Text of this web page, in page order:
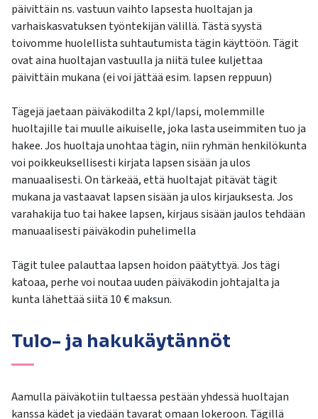
päivittäin ns. vastuun vaihto lapsesta huoltajan ja
varhaiskasvatuksen työntekijän välillä. Tästä syystä
toivomme huolellista suhtautumista tägin käyttöön. Tägit
ovat aina huoltajan vastuulla ja niitä tulee kuljettaa
päivittäin mukana (ei voi jättää esim. lapsen reppuun)
Tägejä jaetaan päiväkodilta 2 kpl/lapsi, molemmille
huoltajille tai muulle aikuiselle, joka lasta useimmiten tuo ja
hakee. Jos huoltaja unohtaa tägin, niin ryhmän henkilökunta
voi poikkeuksellisesti kirjata lapsen sisään ja ulos
manuaalisesti. On tärkeää, että huoltajat pitävät tägit
mukana ja vastaavat lapsen sisään ja ulos kirjauksesta. Jos
varahakija tuo tai hakee lapsen, kirjaus sisään jaulos tehdään
manuaalisesti päiväkodin puhelimella
Tägit tulee palauttaa lapsen hoidon päätyttyä. Jos tägi
katoaa, perhe voi noutaa uuden päiväkodin johtajalta ja
kunta lähettää siitä 10 € maksun.
Tulo- ja hakukäytännöt
Aamulla päiväkotiin tultaessa pestään yhdessä huoltajan
kanssa kädet ja viedään tavarat omaan lokeroon. Tägillä